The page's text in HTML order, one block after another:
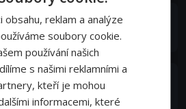
obsahu, reklam a analýze
soubory cookie.
používání našich
s našimi reklamními a
kteří je mohou
informacemi, které